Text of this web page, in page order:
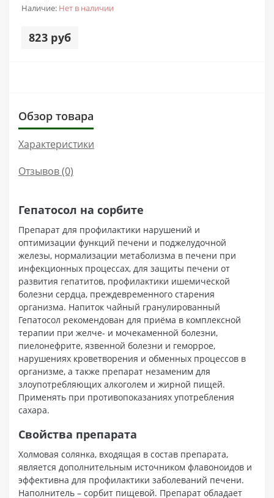
Наличие: Нет в наличии
823 руб
Обзор товара
Характеристики
Отзывов (0)
Гепатосол на сорбите
Препарат для профилактики нарушений и
оптимизации функций печени и поджелудочной
железы, нормализации метаболизма в печени при
инфекционных процессах, для защиты печени от
развития гепатитов, профилактики ишемической
болезни сердца, преждевременного старения
организма. Напиток чайный гранулированный
Гепатосол рекомендован для приёма в комплексной
терапии при желче- и мочекаменной болезни,
пиелонефрите, язвенной болезни и геморрое,
нарушениях кроветворения и обменных процессов в
организме, а также препарат незаменим для
злоупотребляющих алкоголем и жирной пищей.
Применять при противопоказаниях употребления
сахара.
Свойства препарата
Холмовая солянка, входящая в состав препарата,
является дополнительным источником флавоноидов и
эффективна для профилактики заболеваний печени.
Наполнитель – сорбит пищевой. Препарат обладает